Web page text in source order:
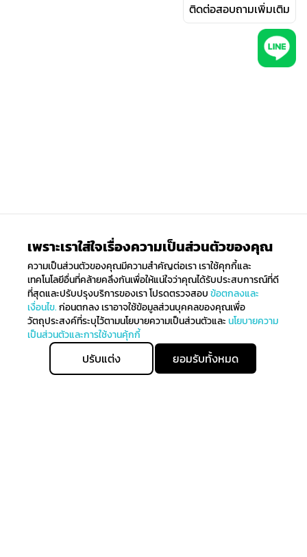
เพราะเราใส่ใจเรื่องความเป็นส่วนตัวของคุณ
ความเป็นส่วนตัวของคุณมีความสำคัญต่อเรา เราใช้คุกกี้และ
เทคโนโลยีอื่นที่คล้ายคลึงกันเพื่อให้แน่ใจว่าคุณได้รับประสบการณ์ที่ดี
ที่สุดและปรับปรุงบริการของเรา โปรดตรวจสอบข้อตกลงและ
เงื่อนไข.ก่อนตกลง เราอาจใช้ข้อมูลส่วนบุคคลของคุณเพื่อ
วัตถุประสงค์ที่ระบุไว้ตามนโยบายความเป็นส่วนตัวและนโยบายความ
เป็นส่วนตัวและการใช้งานคุ้กกี้
ปรับแต่ง ยอมรับทั้งหมด
ติดต่อสอบถามเพิ่มเติม